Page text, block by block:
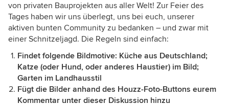
von privaten Bauprojekten aus aller Welt! Zur Feier des
Tages haben wir uns überlegt, uns bei euch, unserer
aktiven bunten Community zu bedanken – und zwar mit
einer Schnitzeljagd. Die Regeln sind einfach:
Findet folgende Bildmotive: Küche aus Deutschland;
Katze (oder Hund, oder anderes Haustier) im Bild;
Garten im Landhausstil
Fügt die Bilder anhand des Houzz-Foto-Buttons eurem
Kommentar unter dieser Diskussion hinzu